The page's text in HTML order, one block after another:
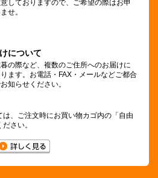
しておりますので、ご希望の際はお申
せ。
について
の際など、複数のご住所へのお届けに
ます。お電話・FAX・メールなどご都合
知らせください。
、ご注文時にお買い物カゴ内の「自由
さい。